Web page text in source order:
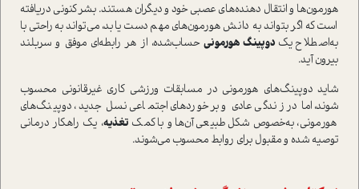
هورمون‌ها و انتقال دهنده‌های عصبی خود و دیگران هستند. بشر کنونی دریافته
است که اگر بتواند به دانش هورمون‌های مهم دست یابد، می‌تواند به‌راحتی با
به‌اصطلاح یک دوپینگ هورمونیحساب‌شده، از هر رابطه‌ای موفق و سربلند
بیرون آید.
شاید دوپینگ‌های هورمونی در مسابقات ورزشی کاری غیر‌قانونی محسوب
شوند، اما در زندگی عادی و برخوردهای اجتماعی نسل جدید، دوپینگ‌های
هورمونی، به‌خصوص شکل طبیعی آن‌ها و با کمک تغذیه، یک راهکار درمانی
توصیه شده و مقبول برای روابط محسوب می‌شوند.